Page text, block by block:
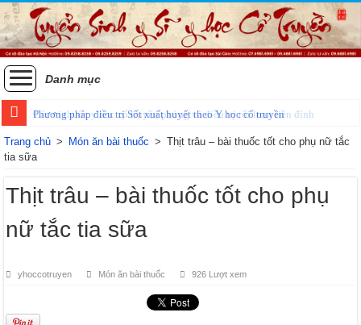
Danh mục
Các vị thuốc y học cổ truyền phòng và điều trị rối loạn tiền đình
Phương pháp điều trị Sốt xuất huyết theo Y học cổ truyền
Trang chủ > Món ăn bài thuốc > Thịt trâu – bài thuốc tốt cho phụ nữ tắc
tia sữa
Thịt trâu – bài thuốc tốt cho phụ
nữ tắc tia sữa
yhoccotruyen Món ăn bài thuốc 926 Lượt xem